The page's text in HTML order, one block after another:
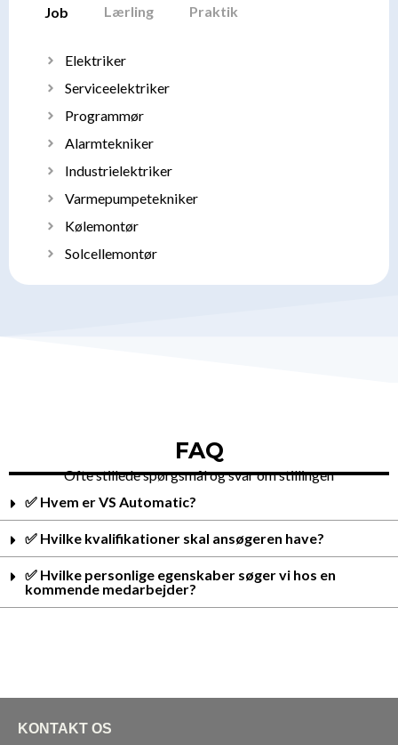
Job Lærling Praktik
Elektriker
Serviceelektriker
Programmør
Alarmtekniker
Industrielektriker
Varmepumpetekniker
Kølemontør
Solcellemontør
FAQ
Ofte stillede spørgsmål og svar om stillingen
✅ Hvem er VS Automatic?
✅ Hvilke kvalifikationer skal ansøgeren have?
✅ Hvilke personlige egenskaber søger vi hos en
kommende medarbejder?
KONTAKT OS